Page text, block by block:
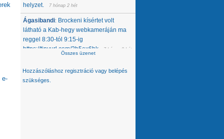
e-
helyzet.
7 hónap 2 hét
Ágasibandi: Brockeni kísértet volt
látható a Kab-hegy webkameráján ma
reggel 8:30-tól 9:15-ig
https://tinyurl.com/2b5ex6bk
7 hónap 2 hét
hanem egész közép-kelet európai
térségből. Az Alpokban alig van hó -
Összes üzenet
Hozzászóláshoz regisztráció vagy belépés
szükséges.